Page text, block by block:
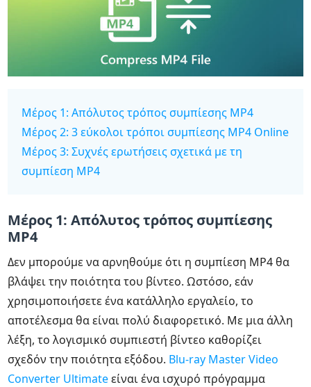
Μέρος 1: Απόλυτος τρόπος συμπίεσης MP4
Μέρος 2: 3 εύκολοι τρόποι συμπίεσης MP4 Online
Μέρος 3: Συχνές ερωτήσεις σχετικά με τη
συμπίεση MP4
Μέρος 1: Απόλυτος τρόπος συμπίεσης
MP4
Δεν μπορούμε να αρνηθούμε ότι η συμπίεση MP4 θα
βλάψει την ποιότητα του βίντεο. Ωστόσο, εάν
χρησιμοποιήσετε ένα κατάλληλο εργαλείο, το
αποτέλεσμα θα είναι πολύ διαφορετικό. Με μια άλλη
λέξη, το λογισμικό συμπιεστή βίντεο καθορίζει
σχεδόν την ποιότητα εξόδου. Blu-ray Master Video
Converter Ultimateείναι ένα ισχυρό πρόγραμμα